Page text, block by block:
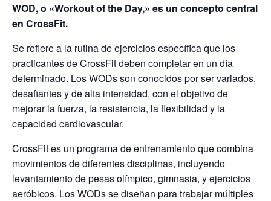
WOD, o «Workout of the Day,» es un concepto central
en CrossFit.
Se refiere a la rutina de ejercicios específica que los
practicantes de CrossFit deben completar en un día
determinado. Los WODs son conocidos por ser variados,
desafiantes y de alta intensidad, con el objetivo de
mejorar la fuerza, la resistencia, la flexibilidad y la
capacidad cardiovascular.
CrossFit es un programa de entrenamiento que combina
movimientos de diferentes disciplinas, incluyendo
levantamiento de pesas olímpico, gimnasia, y ejercicios
aeróbicos. Los WODs se diseñan para trabajar múltiples